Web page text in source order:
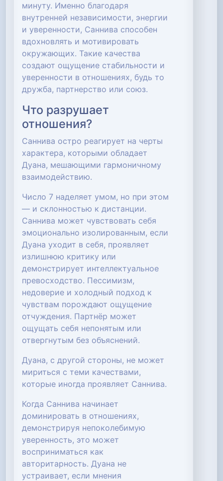
минуту. Именно благодаря
внутренней независимости, энергии
и уверенности, Саннива способен
вдохновлять и мотивировать
окружающих. Такие качества
создают ощущение стабильности и
уверенности в отношениях, будь то
дружба, партнерство или союз.
Что разрушает
отношения?
Саннива остро реагирует на черты
характера, которыми обладает
Дуана, мешающими гармоничному
взаимодействию.
Число 7 наделяет умом, но при этом
— и склонностью к дистанции.
Саннива может чувствовать себя
эмоционально изолированным, если
Дуана уходит в себя, проявляет
излишнюю критику или
демонстрирует интеллектуальное
превосходство. Пессимизм,
недоверие и холодный подход к
чувствам порождают ощущение
отчуждения. Партнёр может
ощущать себя непонятым или
отвергнутым без объяснений.
Дуана, с другой стороны, не может
мириться с теми качествами,
которые иногда проявляет Саннива.
Когда Саннива начинает
доминировать в отношениях,
демонстрируя непоколебимую
уверенность, это может
восприниматься как
авторитарность. Дуана не
устраивает, если мнения